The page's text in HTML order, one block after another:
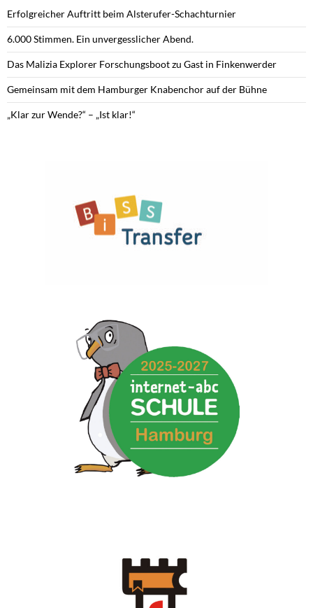
Erfolgreicher Auftritt beim Alsterufer-Schachturnier
6.000 Stimmen. Ein unvergesslicher Abend.
Das Malizia Explorer Forschungsboot zu Gast in Finkenwerder
Gemeinsam mit dem Hamburger Knabenchor auf der Bühne
„Klar zur Wende?“ – „Ist klar!“